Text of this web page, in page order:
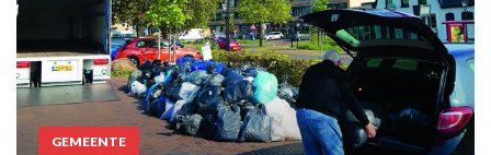
GEMEENTE